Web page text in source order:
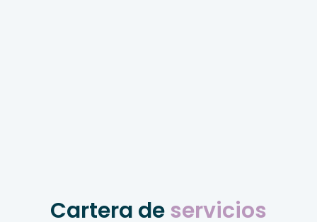
Cartera deservicios